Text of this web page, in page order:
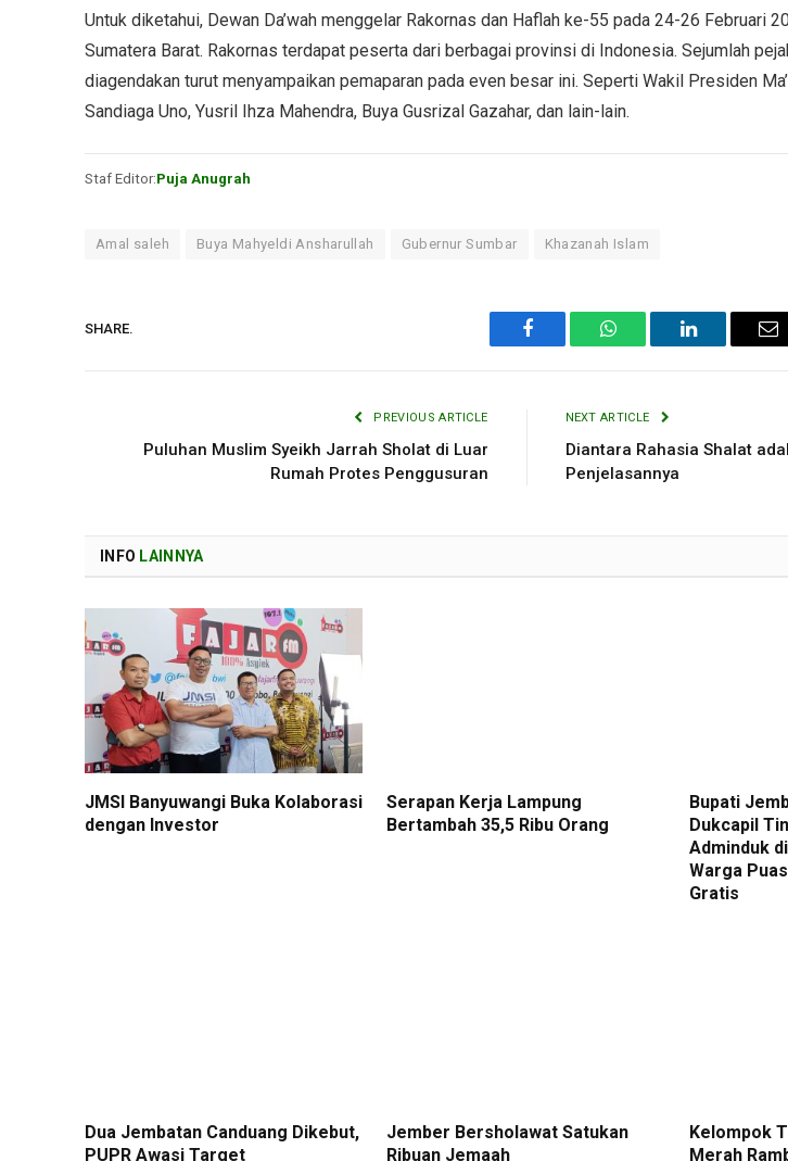
Untuk diketahui, Dewan Da’wah menggelar Rakornas dan Haflah ke-55 pada 24-26 Februari
Sumatera Barat. Rakornas terdapat peserta dari berbagai provinsi di Indonesia. Sejumlah
diagendakan turut menyampaikan pemaparan pada even besar ini. Seperti Wakil Presiden
Sandiaga Uno, Yusril Ihza Mahendra, Buya Gusrizal Gazahar, dan lain-lain.
Staf Editor:Puja Anugrah
Amal saleh Buya Mahyeldi Ansharullah Gubernur Sumbar Khazanah Islam
SHARE.
Facebook WhatsAppLinkedIn
PREVIOUS ARTICLE
Puluhan Muslim Syeikh Jarrah Sholat di Luar
Rumah Protes Penggusuran
NEXT ARTICLE
Diantara Rahasia Shalat
Penjelasannya
INFO LAINNYA
JMSI Banyuwangi Buka Kolaborasi
dengan Investor
Serapan Kerja Lampung
Bertambah 35,5 Ribu Orang
Bupati
Dukcapil
Adminduk
Warga
Gratis
Dua Jembatan Canduang Dikebut,
PUPR Awasi Target
Jember Bersholawat Satukan
Ribuan Jemaah
Kelompok
Merah